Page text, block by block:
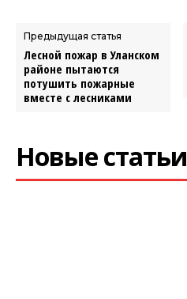
Предыдущая статья
Лесной пожар в Уланском
районе пытаются
потушить пожарные
вместе с лесниками
Новые статьи